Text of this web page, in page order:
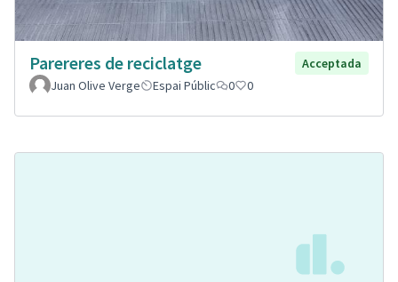
Parereres de reciclatge
Acceptada
Juan Olive Verge
Espai Públic 0 0